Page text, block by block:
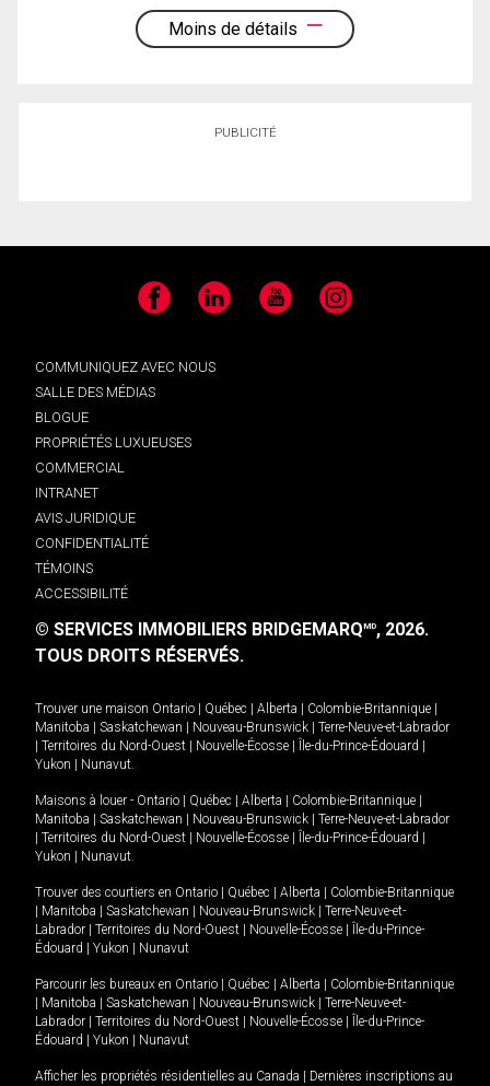
Moins de détails
PUBLICITÉ
Facebook LinkedIn YouTube Instagram
COMMUNIQUEZ AVEC NOUS
SALLE DES MÉDIAS
BLOGUE
PROPRIÉTÉS LUXUEUSES
COMMERCIAL
INTRANET
AVIS JURIDIQUE
CONFIDENTIALITÉ
TÉMOINS
ACCESSIBILITÉ
© SERVICES IMMOBILIERS BRIDGEMARQMD, 2026.
TOUS DROITS RÉSERVÉS.
Trouver une maison Ontario Québec Alberta Colombie-Britannique
Manitoba
Saskatchewan Nouveau-Brunswick
Terre-Neuve-et-Labrador
Territoires du Nord-Ouest Nouvelle-Écosse Île-du-Prince-Édouard
Yukon
Nunavut.
Maisons à louer - Ontario Québec Alberta Colombie-Britannique
Manitoba
Saskatchewan Nouveau-Brunswick
Terre-Neuve-et-Labrador
Territoires du Nord-Ouest Nouvelle-Écosse Île-du-Prince-Édouard
Yukon
Nunavut.
Trouver des courtiers en Ontario Québec Alberta
Colombie-Britannique
Manitoba Saskatchewan Nouveau-Brunswick
Terre-Neuve-et-
Labrador
Territoires du Nord-Ouest Nouvelle-Écosse
Île-du-Prince-
Édouard
Yukon Nunavut
Parcourir les bureaux en Ontario Québec Alberta
Colombie-Britannique
Manitoba Saskatchewan Nouveau-Brunswick
Terre-Neuve-et-
Labrador
Territoires du Nord-Ouest Nouvelle-Écosse
Île-du-Prince-
Édouard
Yukon Nunavut
Afficher les propriétés résidentielles au Canada
Dernières inscriptions au